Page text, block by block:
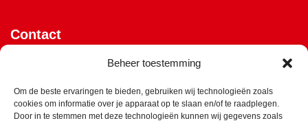
Beheer toestemming
Om de beste ervaringen te bieden, gebruiken wij technologieën zoals
cookies om informatie over je apparaat op te slaan en/of te raadplegen.
Door in te stemmen met deze technologieën kunnen wij gegevens zoals
Contact
Klik hier voor de routebeschrijving